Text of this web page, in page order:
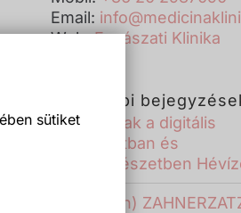
sütiket
Email:
Web:Fogászati Klinika
Legutóbbi
Új korszak a digitális
fogászatban és
szájsebészetben
(Deutsch)